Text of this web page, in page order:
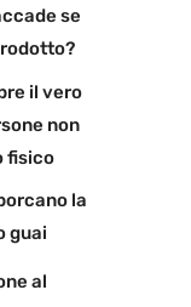
se
il vero
non
fisico
la
guai
al